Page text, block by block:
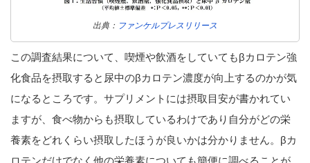
出典： ファンケルプレスリリース
この調査結果について、喫煙や飲酒をしていてもβカロテン強
化食品を摂取すると尿中のβカロテン濃度が向上するのかが気
になるところです。サプリメントには摂取目安が書かれてい
ますが、食べ物からも摂取しているわけであり自分がどの栄
養素をどれくらい摂取したほうが良いかは分かりません。βカ